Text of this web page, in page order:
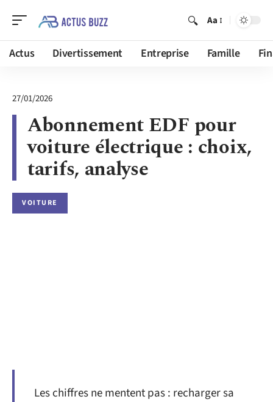
Aa
Actus Divertissement Entreprise Famille
27/01/2026
Abonnement EDF pour
voiture électrique : choix,
tarifs, analyse
VOITURE
Les chiffres ne mentent pas : recharger sa